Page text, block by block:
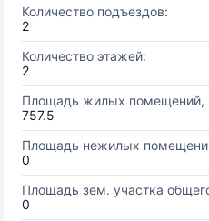
Количество подъездов:
2
Количество этажей:
2
Площадь жилых помещений,
757.5
Площадь нежилых
0
Площадь зем. участка
0